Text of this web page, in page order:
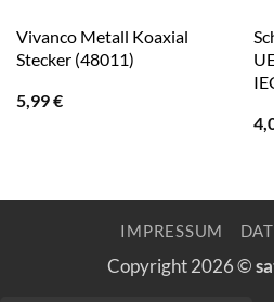
Vivanco Metall Koaxial
Stecker (48011)
5,99€
IMPRESSUM
Copyright 2026 ©